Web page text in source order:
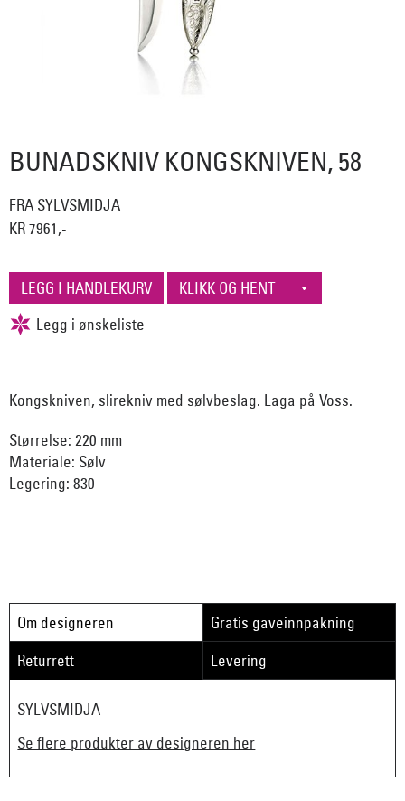
BUNADSKNIV KONGSKNIVEN, 58
FRA SYLVSMIDJA
KR 7961,-
Kongskniven, slirekniv med sølvbeslag. Laga på Voss.
Størrelse: 220 mm
Materiale: Sølv
Legering: 830
Om designeren
Gratis gaveinnpakning
Returrett
Levering
SYLVSMIDJA
Se flere produkter av designeren her